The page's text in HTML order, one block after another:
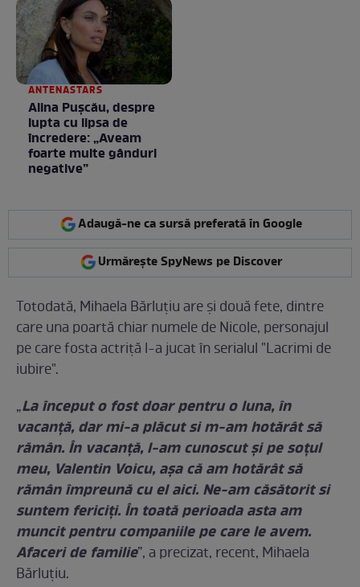
ANTENASTARS
Alina Pușcău, despre
lupta cu lipsa de
încredere: „Aveam
foarte multe gânduri
negative”
Adaugă-ne ca sursă preferată în Google
Urmărește SpyNews pe Discover
Totodată, Mihaela Bărluțiu are și două fete, dintre
care una poartă chiar numele de Nicole, personajul
pe care fosta actriță l-a jucat în serialul "Lacrimi de
iubire".
„La început o fost doar pentru o luna, în
vacanță, dar mi-a plăcut si m-am hotărât să
rămân. În vacanță, l-am cunoscut și pe soțul
meu, Valentin Voicu, așa că am hotărât să
rămân împreună cu el aici. Ne-am căsătorit si
suntem fericiți. În toată perioada asta am
muncit pentru companiile pe care le avem.
Afaceri de familie”, a precizat, recent, Mihaela
Bărluțiu.